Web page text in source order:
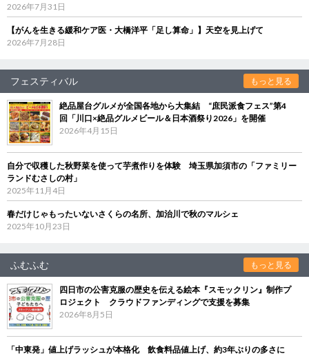
2026年7月31日
【がんを生きる緩和ケア医・大橋洋平「足し算命」】天空を見上げて
2026年7月28日
フェスティバル もっと見る
絶品屋台グルメが全国各地から大集結 “庶民派食フェス”第4
回「川口×絶品グルメビール＆日本酒祭り2026」を開催
2026年4月15日
自分で収穫した秋野菜を使って芋煮作りを体験 埼玉県加須市の「ファミリー
ランドむさしの村」
2025年11月4日
春だけじゃもったいないさくらの名所、加治川で秋のマルシェ
2025年10月23日
ふむふむ もっと見る
四日市の公害克服の歴史を伝える絵本『スモックリン』制作プ
ロジェクト クラウドファンディングで支援を募集
2026年8月5日
「中東発」値上げラッシュが本格化 飲食料品値上げ、約3年ぶりの多さに